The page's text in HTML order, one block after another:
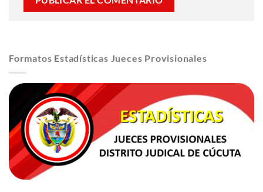
Formatos Estadísticas Jueces Provisionales